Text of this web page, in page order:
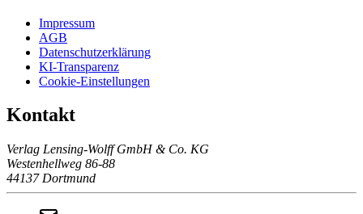
Impressum
AGB
Datenschutzerklärung
KI-Transparenz
Cookie-Einstellungen
Kontakt
Verlag Lensing-Wolff GmbH & Co. KG
Westenhellweg 86-88
44137 Dortmund